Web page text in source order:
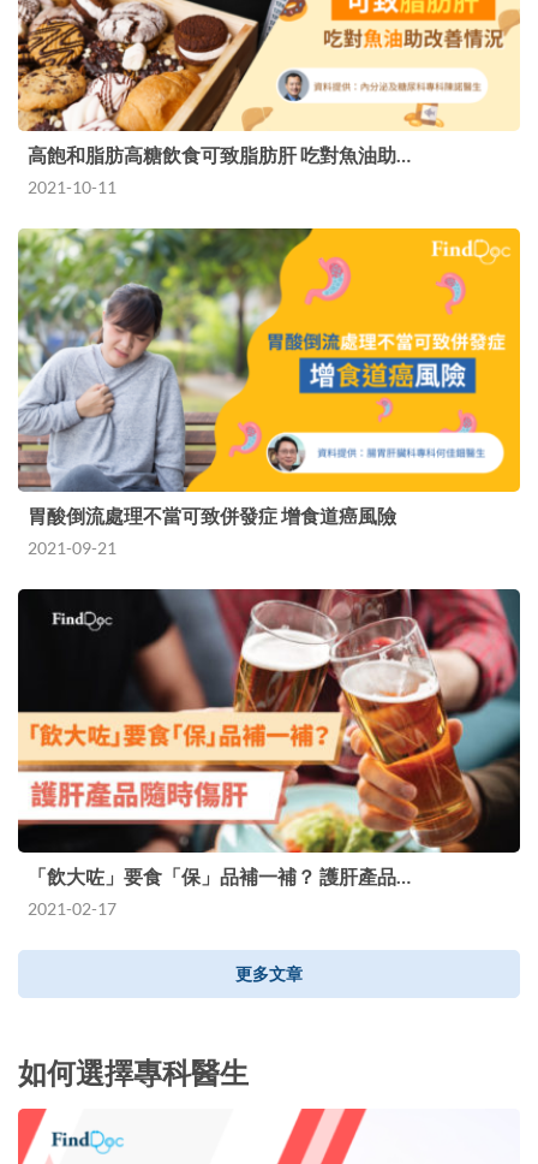
高飽和脂肪高糖飲食可致脂肪肝 吃對魚油助…
2021-10-11
胃酸倒流處理不當可致併發症 增食道癌風險
2021-09-21
「飲大咗」要食「保」品補一補？ 護肝產品…
2021-02-17
更多文章
如何選擇專科醫生